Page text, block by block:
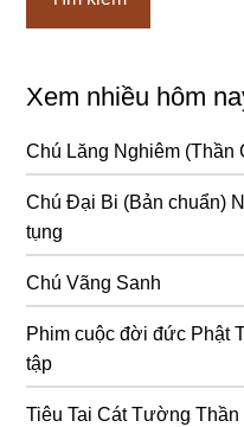
Xem nhiều hôm
Chú Lăng Nghiêm (Thần
Chú Đại Bi (Bản chuẩn)
tụng
Chú Vãng Sanh
Phim cuộc đời đức Phật
tập
Tiêu Tai Cát Tường Thần